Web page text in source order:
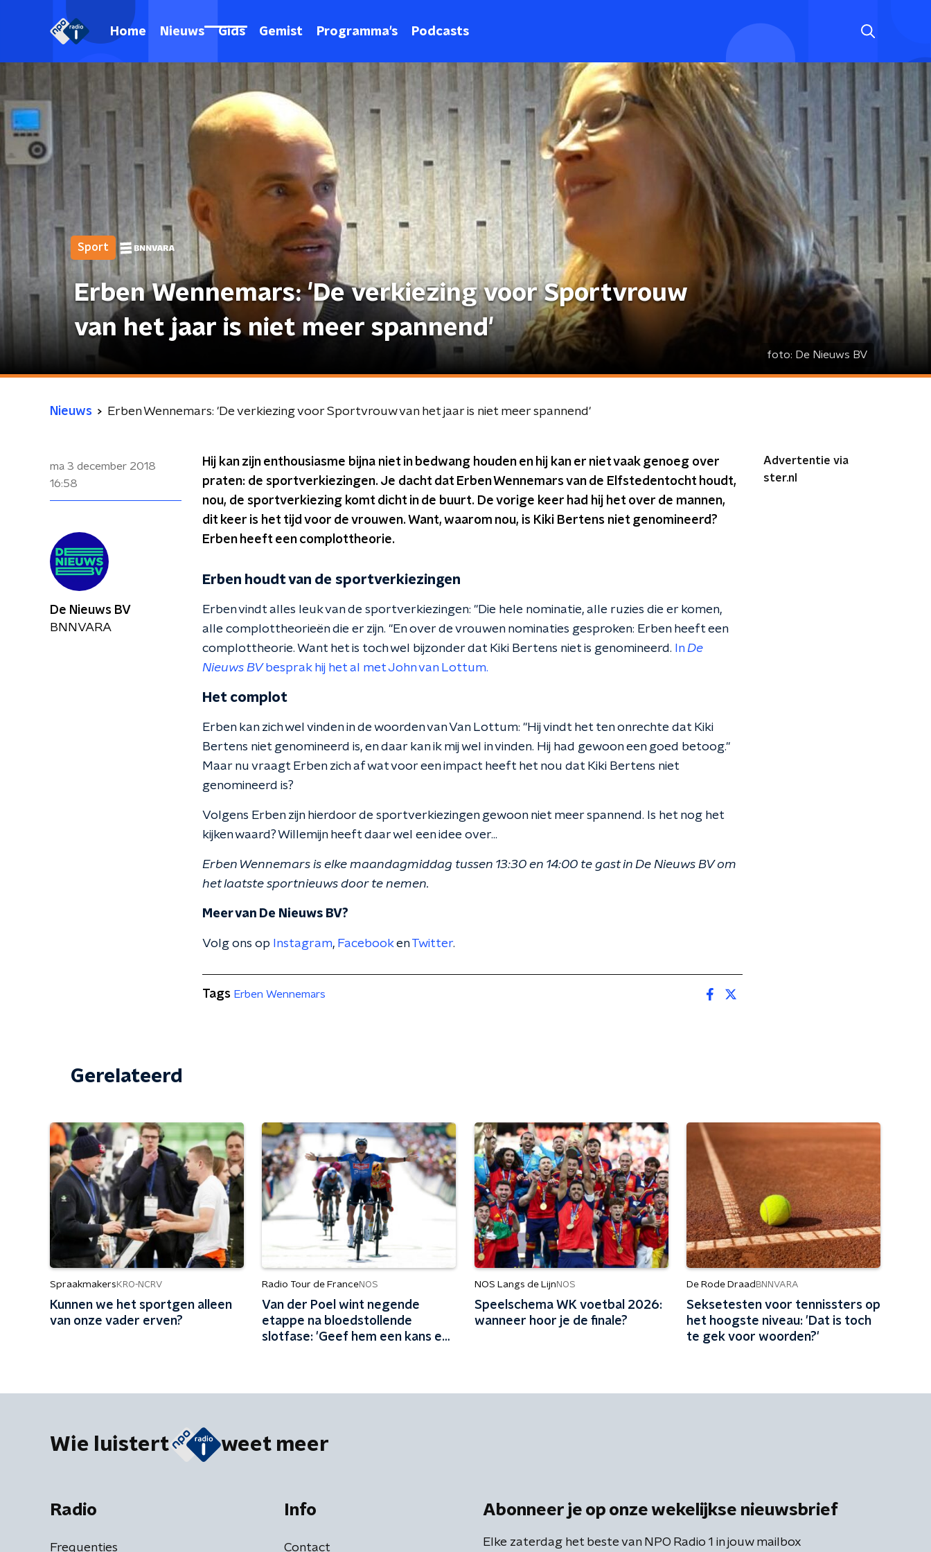
Home Nieuws Gids Gemist Programma's Podcasts
Sport
Erben Wennemars: 'De verkiezing voor Sportvrouw
van het jaar is niet meer spannend'
foto: De Nieuws BV
Nieuws Erben Wennemars: 'De verkiezing voor Sportvrouw van het jaar is niet meer spannend'
ma 3 december 2018
16:58
Hij kan zijn enthousiasme bijna niet in bedwang houden en hij kan er niet vaak genoeg over
praten: de sportverkiezingen. Je dacht dat Erben Wennemars van de Elfstedentocht houdt,
nou, de sportverkiezing komt dicht in de buurt. De vorige keer had hij het over de mannen,
dit keer is het tijd voor de vrouwen. Want, waarom nou, is Kiki Bertens niet genomineerd?
Erben heeft een complottheorie.
Erben houdt van de sportverkiezingen
Erben vindt alles leuk van de sportverkiezingen: "Die hele nominatie, alle ruzies die er komen,
alle complottheorieën die er zijn. "En over de vrouwen nominaties gesproken: Erben heeft een
complottheorie. Want het is toch wel bijzonder dat Kiki Bertens niet is genomineerd.
In De
Nieuws BVbesprak hij het al met John van Lottum.
Het complot
Erben kan zich wel vinden in de woorden van Van Lottum: "Hij vindt het ten onrechte dat Kiki
Bertens niet genomineerd is, en daar kan ik mij wel in vinden. Hij had gewoon een goed betoog."
Maar nu vraagt Erben zich af wat voor een impact heeft het nou dat Kiki Bertens niet
genomineerd is?
Volgens Erben zijn hierdoor de sportverkiezingen gewoon niet meer spannend. Is het nog het
kijken waard? Willemijn heeft daar wel een idee over...
Erben Wennemars is elke maandagmiddag tussen 13:30 en 14:00 te gast in De Nieuws BV om
het laatste sportnieuws door te nemen.
Meer van De Nieuws BV?
Volg ons op Instagram, FacebookenTwitter.
Advertentie via
ster.nl
De Nieuws BV
BNNVARA
Tags Erben Wennemars
Gerelateerd
Spraakmakers KRO-NCRV
Kunnen we het sportgen alleen
van onze vader erven?
Radio Tour de FranceNOS
Van der Poel wint negende
etappe na bloedstollende
slotfase: 'Geef hem een kans en
NOS Langs de Lijn NOS
Speelschema WK voetbal 2026:
wanneer hoor je de finale?
De Rode Draad BNNVARA
Seksetesten voor tennissters op
het hoogste niveau: 'Dat is toch
te gek voor woorden?'
Wie luistert weet meer
Radio
Frequenties
Info
Contact
Abonneer je op onze wekelijkse nieuwsbrief
Elke zaterdag het beste van NPO Radio 1 in jouw mailbox